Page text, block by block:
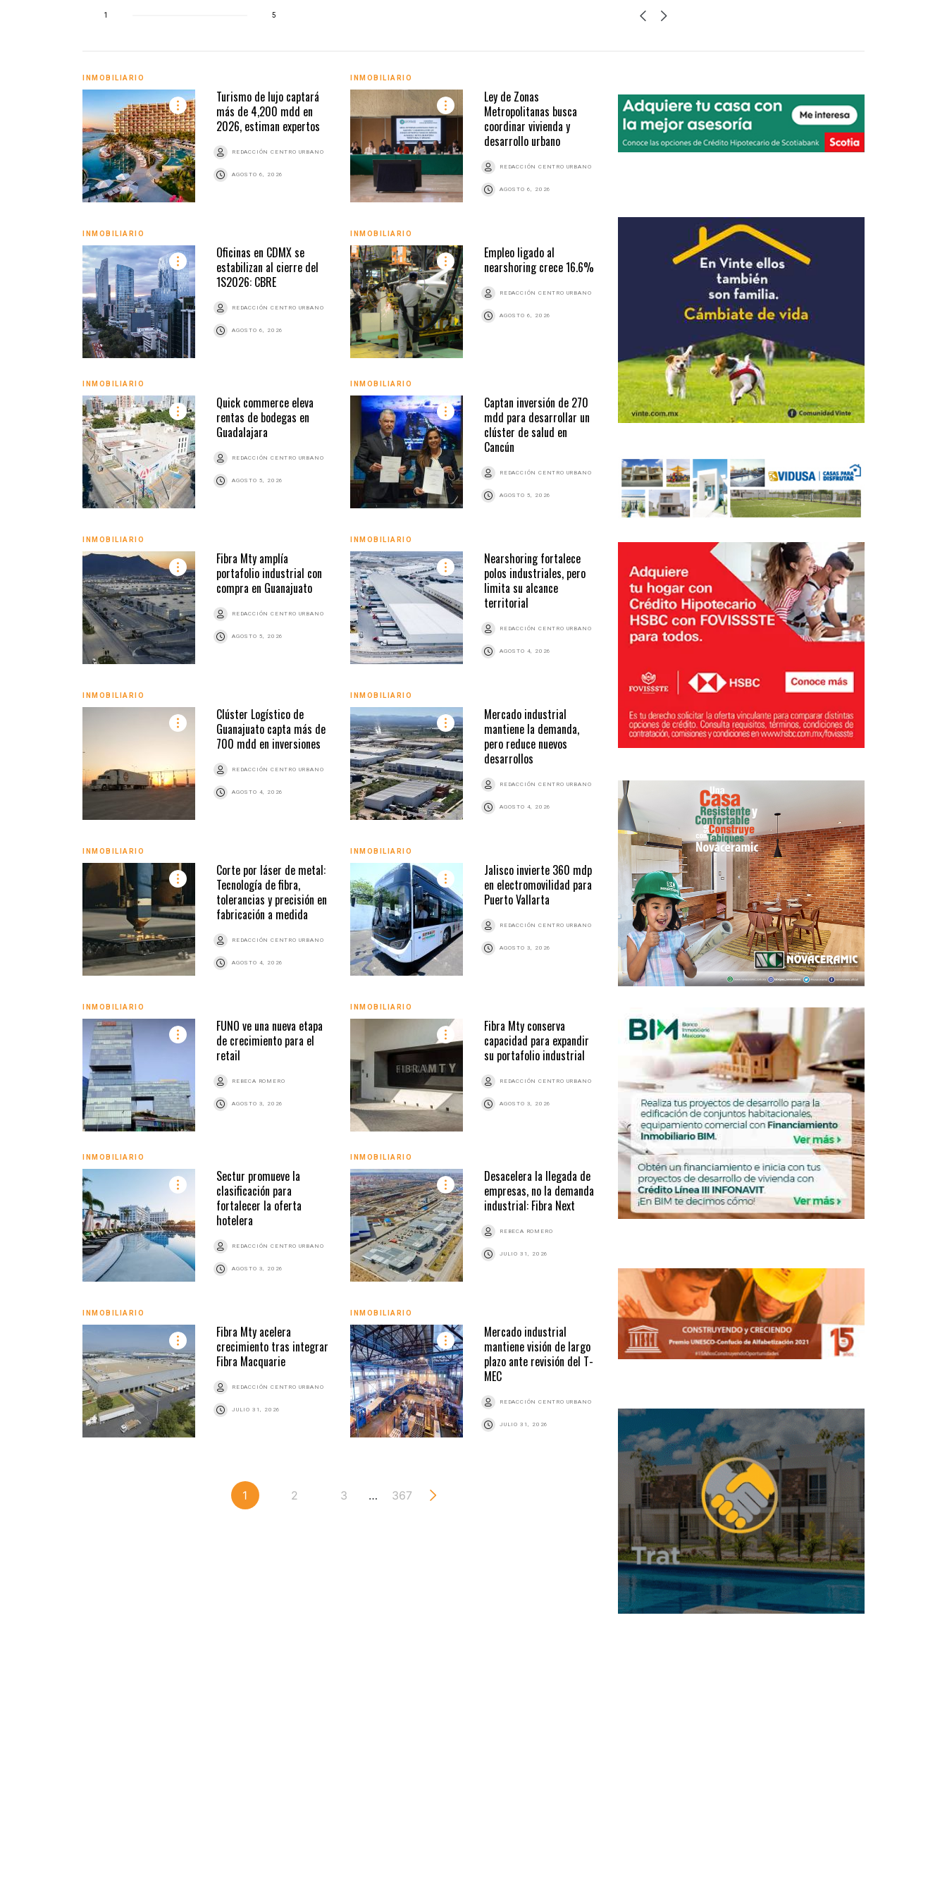
1 5
INMOBILIARIO
Turismo de lujo captará
más de 4,200 mdd en
2026, estiman expertos
REDACCIÓN CENTRO URBANO
AGOSTO 6, 2026
INMOBILIARIO
Ley de Zonas
Metropolitanas busca
coordinar vivienda y
desarrollo urbano
REDACCIÓN CENTRO URBANO
AGOSTO 6, 2026
INMOBILIARIO
Oficinas en CDMX se
estabilizan al cierre del
1S2026: CBRE
REDACCIÓN CENTRO URBANO
AGOSTO 6, 2026
INMOBILIARIO
Empleo ligado al
nearshoring crece 16.6%
REDACCIÓN CENTRO URBANO
AGOSTO 6, 2026
INMOBILIARIO
Quick commerce eleva
rentas de bodegas en
Guadalajara
REDACCIÓN CENTRO URBANO
AGOSTO 5, 2026
INMOBILIARIO
Captan inversión de 270
mdd para desarrollar un
clúster de salud en
Cancún
REDACCIÓN CENTRO URBANO
AGOSTO 5, 2026
INMOBILIARIO
Fibra Mty amplía
portafolio industrial con
compra en Guanajuato
REDACCIÓN CENTRO URBANO
AGOSTO 5, 2026
INMOBILIARIO
Nearshoring fortalece
polos industriales, pero
limita su alcance
territorial
REDACCIÓN CENTRO URBANO
AGOSTO 4, 2026
INMOBILIARIO
Clúster Logístico de
Guanajuato capta más de
700 mdd en inversiones
REDACCIÓN CENTRO URBANO
AGOSTO 4, 2026
INMOBILIARIO
Mercado industrial
mantiene la demanda,
pero reduce nuevos
desarrollos
REDACCIÓN CENTRO URBANO
AGOSTO 4, 2026
INMOBILIARIO
Corte por láser de metal:
Tecnología de fibra,
tolerancias y precisión en
fabricación a medida
REDACCIÓN CENTRO URBANO
AGOSTO 4, 2026
INMOBILIARIO
Jalisco invierte 360 mdp
en electromovilidad para
Puerto Vallarta
REDACCIÓN CENTRO URBANO
AGOSTO 3, 2026
INMOBILIARIO
FUNO ve una nueva etapa
de crecimiento para el
retail
REBECA ROMERO
AGOSTO 3, 2026
INMOBILIARIO
Fibra Mty conserva
capacidad para expandir
su portafolio industrial
REDACCIÓN CENTRO URBANO
AGOSTO 3, 2026
INMOBILIARIO
Sectur promueve la
clasificación para
fortalecer la oferta
hotelera
REDACCIÓN CENTRO URBANO
AGOSTO 3, 2026
INMOBILIARIO
Desacelera la llegada de
empresas, no la demanda
industrial: Fibra Next
REBECA ROMERO
JULIO 31, 2026
INMOBILIARIO
Fibra Mty acelera
crecimiento tras integrar
Fibra Macquarie
REDACCIÓN CENTRO URBANO
JULIO 31, 2026
INMOBILIARIO
Mercado industrial
mantiene visión de largo
plazo ante revisión del T-
MEC
REDACCIÓN CENTRO URBANO
JULIO 31, 2026
1 2 3 … 367